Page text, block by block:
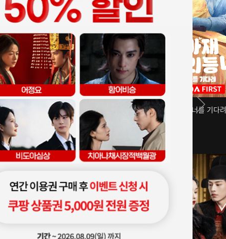
아재저리등니 : 너를 기다려